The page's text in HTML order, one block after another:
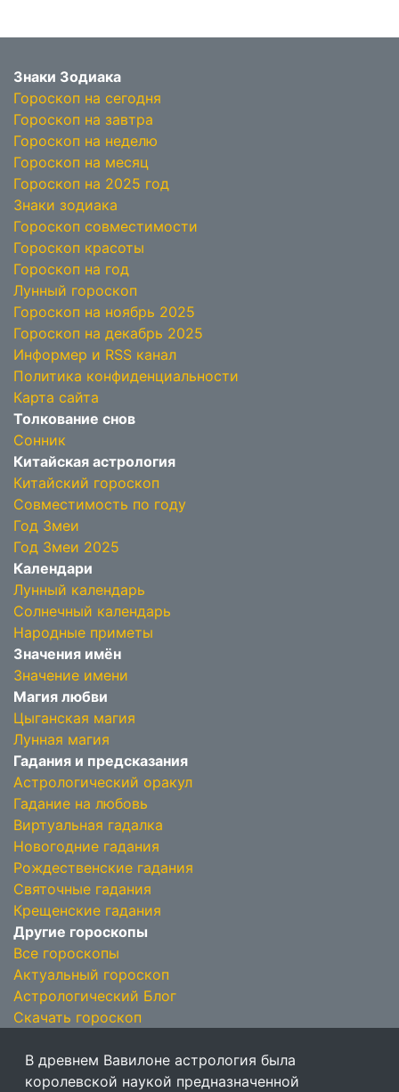
Знаки Зодиака
Гороскоп на сегодня
Гороскоп на завтра
Гороскоп на неделю
Гороскоп на месяц
Гороскоп на 2025 год
Знаки зодиака
Гороскоп совместимости
Гороскоп красоты
Гороскоп на год
Лунный гороскоп
Гороскоп на ноябрь 2025
Гороскоп на декабрь 2025
Информер и RSS канал
Политика конфиденциальности
Карта сайта
Толкование снов
Сонник
Китайская астрология
Китайский гороскоп
Совместимость по году
Год Змеи
Год Змеи 2025
Календари
Лунный календарь
Солнечный календарь
Народные приметы
Значения имён
Значение имени
Магия любви
Цыганская магия
Лунная магия
Гадания и предсказания
Астрологический оракул
Гадание на любовь
Виртуальная гадалка
Новогодние гадания
Рождественские гадания
Святочные гадания
Крещенские гадания
Другие гороскопы
Все гороскопы
Актуальный гороскоп
Астрологический Блог
Скачать гороскоп
В древнем Вавилоне астрология была
королевской наукой предназначенной